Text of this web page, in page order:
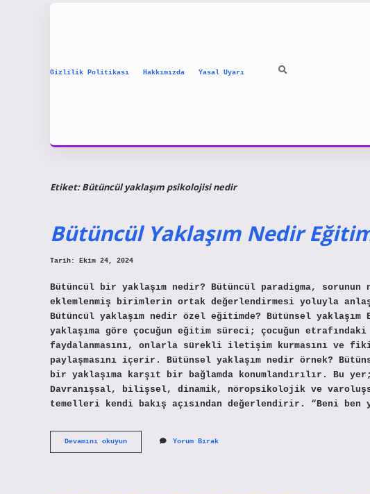
Gizlilik Politikası Hakkımızda Yasal Uyarı
Etiket:Bütüncül yaklaşım psikolojisi nedir
Bütüncül Yaklaşım Nedir
Tarih: Ekim 24, 2024
Bütüncül bir yaklaşım nedir? Bütüncül paradigma,
eklemlenmiş birimlerin ortak değerlendirmesi yoluyla
Bütüncül yaklaşım nedir özel eğitimde? Bütünsel
yaklaşıma göre çocuğun eğitim süreci; çocuğun
faydalanmasını, onlarla sürekli iletişim kurmasını ve
paylaşmasını içerir. Bütünsel yaklaşım nedir örnek?
bir yaklaşıma karşıt bir bağlamda konumlandırılır. Bu
Davranışsal, bilişsel, dinamik, nöropsikolojik ve
temelleri kendi bakış açısından değerlendirir. “Beni
Devamını okuyunBütüncül
Yaklaşım
Yorum Bırak